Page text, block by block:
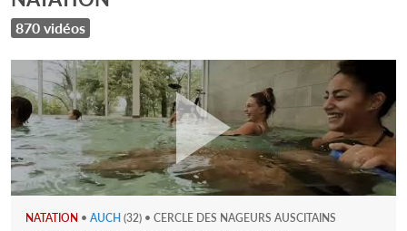
870 vidéos
NATATION • AUCH (32) • CERCLE DES NAGEURS AUSCITAINS